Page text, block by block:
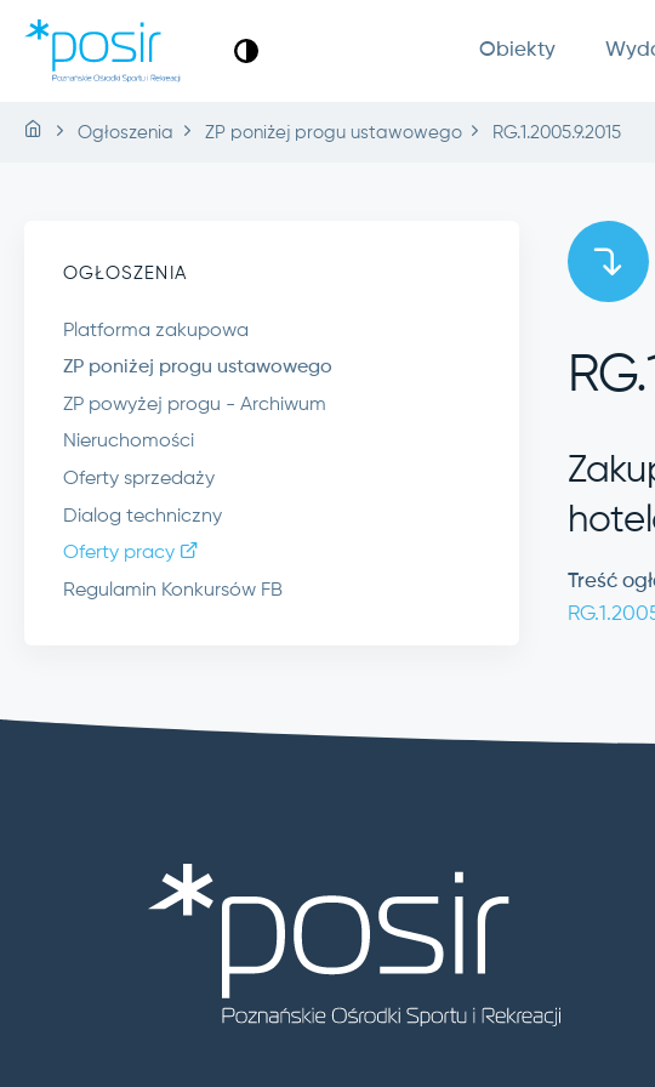
Obiekty
Ogłoszenia ZP poniżej progu ustawowego RG.1.2005.9.2015
OGŁOSZENIA
Platforma zakupowa
ZP poniżej progu ustawowego
ZP powyżej progu - Archiwum
Nieruchomości
Oferty sprzedaży
Dialog techniczny
Oferty pracy
Regulamin Konkursów FB
Treść